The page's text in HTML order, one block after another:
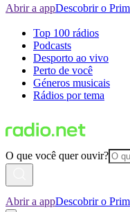
Abrir a appDescobrir o
Top 100 rádios
Podcasts
Desporto ao vivo
Perto de você
Géneros musicais
Rádios por tema
O que você quer ouvir?
Abrir a appDescobrir o